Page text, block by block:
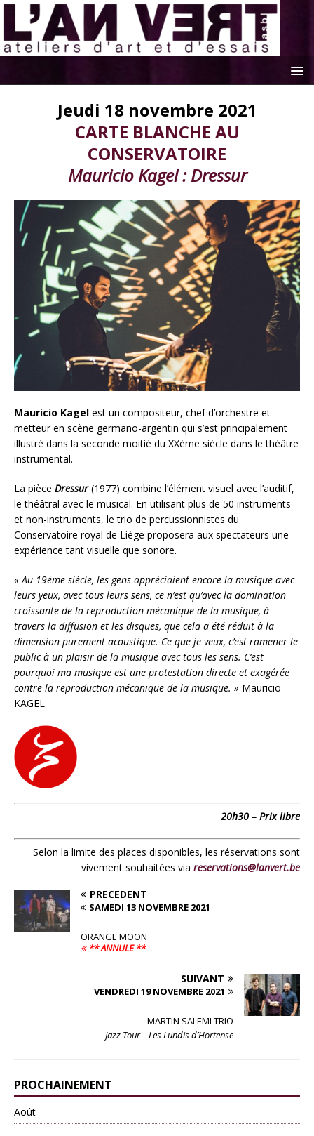
Jeudi 18 novembre 2021
CARTE BLANCHE AU
CONSERVATOIRE
Mauricio Kagel : Dressur
Mauricio Kagel est un compositeur, chef d’orchestre et
metteur en scène germano-argentin qui s’est principalement
illustré dans la seconde moitié du XXème siècle dans le théâtre
instrumental.
La pièce Dressur(1977) combine l’élément visuel avec l’auditif,
le théâtral avec le musical. En utilisant plus de 50 instruments
et non-instruments, le trio de percussionnistes du
Conservatoire royal de Liège proposera aux spectateurs une
expérience tant visuelle que sonore.
« Au 19ème siècle, les gens appréciaient encore la musique avec
leurs yeux, avec tous leurs sens, ce n’est qu’avec la domination
croissante de la reproduction mécanique de la musique, à
travers la diffusion et les disques, que cela a été réduit à la
dimension purement acoustique. Ce que je veux, c’est ramener le
public à un plaisir de la musique avec tous les sens. C’est
pourquoi ma musique est une protestation directe et exagérée
contre la reproduction mécanique de la musique. » Mauricio
KAGEL
20h30 – Prix libre
Selon la limite des places disponibles, les réservations sont
vivement souhaitées via reservations@lanvert.be
PRÉCÉDENT
SAMEDI 13 NOVEMBRE 2021
ORANGE MOON
** ANNULÉ **
SUIVANT
VENDREDI 19 NOVEMBRE 2021
MARTIN SALEMI TRIO
Jazz Tour – Les Lundis d’Hortense
PROCHAINEMENT
Août